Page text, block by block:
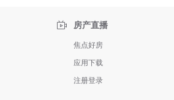
 房产直播
焦点好房
应用下载
注册登录